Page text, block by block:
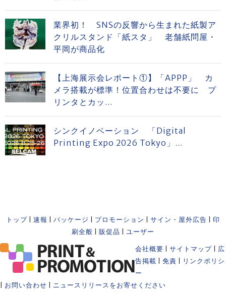
業界初！ SNSの反響から生まれた紙製ア
クリルスタンド「紙スタ」 老舗紙問屋・
平岡が商品化
【上海展示会レポート①】「APPP」 カ
メラ搭載が標準！位置合わせは不要に プ
リンタとカッ...
シンクイノベーション 「Digital
Printing Expo 2026 Tokyo」...
トップ 速報 パッケージ プロモーション サイン・屋外広告
印
刷全般
販促品 ユーザー
会社概要 サイトマップ
広
告掲載
免責
リンクポリシ
ー
お問い合わせ ニュースリリースをお寄せください